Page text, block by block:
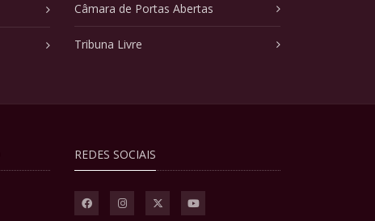
Câmara de Portas Abertas
Tribuna Livre
REDES SOCIAIS